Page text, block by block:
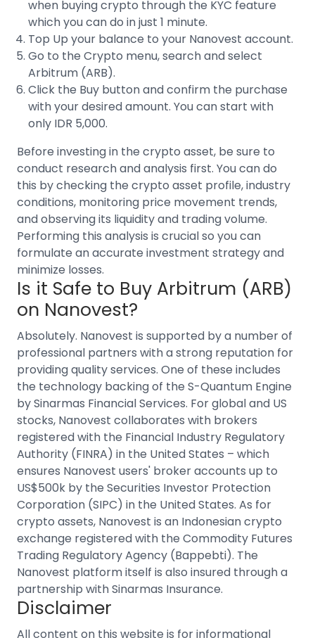
when buying crypto through the KYC feature
which you can do in just 1 minute.
Top Up your balance to your Nanovest account.
Go to the Crypto menu, search and select
Arbitrum (ARB).
Click the Buy button and confirm the purchase
with your desired amount. You can start with
only IDR 5,000.
Before investing in the crypto asset, be sure to
conduct research and analysis first. You can do
this by checking the crypto asset profile, industry
conditions, monitoring price movement trends,
and observing its liquidity and trading volume.
Performing this analysis is crucial so you can
formulate an accurate investment strategy and
minimize losses.
Is it Safe to Buy Arbitrum (ARB)
on Nanovest?
Absolutely. Nanovest is supported by a number of
professional partners with a strong reputation for
providing quality services. One of these includes
the technology backing of the S-Quantum Engine
by Sinarmas Financial Services. Forglobal and US
stocks, Nanovest collaborates with brokers
registered with the Financial Industry Regulatory
Authority (FINRA) in the United States – which
ensures Nanovest users' broker accounts up to
US$500k by the Securities Investor Protection
Corporation (SIPC) in the United States. As for
crypto assets, Nanovest is an Indonesian crypto
exchange registered with the Commodity Futures
Trading Regulatory Agency (Bappebti). The
Nanovest platform itself is also insured through a
partnership with Sinarmas Insurance.
Disclaimer
All content on this website is for informational